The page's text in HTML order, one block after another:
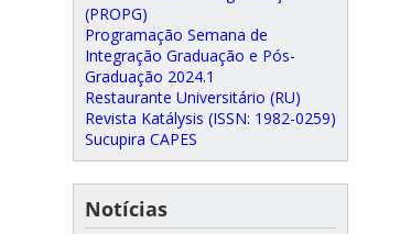
(PROPG)
Programação Semana de
Integração Graduação e Pós-
Graduação 2024.1
Restaurante Universitário (RU)
Revista Katálysis (ISSN: 1982-0259)
Sucupira CAPES
Notícias